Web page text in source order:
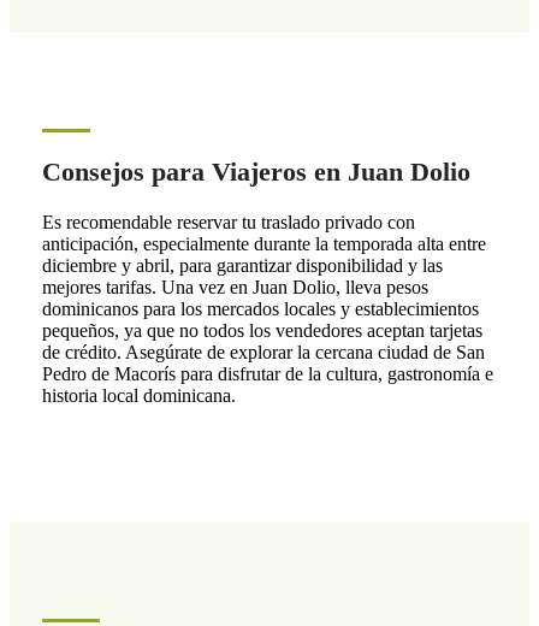
Consejos para Viajeros en Juan Dolio
Es recomendable reservar tu traslado privado con
anticipación, especialmente durante la temporada alta entre
diciembre y abril, para garantizar disponibilidad y las
mejores tarifas. Una vez en Juan Dolio, lleva pesos
dominicanos para los mercados locales y establecimientos
pequeños, ya que no todos los vendedores aceptan tarjetas
de crédito. Asegúrate de explorar la cercana ciudad de San
Pedro de Macorís para disfrutar de la cultura, gastronomía e
historia local dominicana.